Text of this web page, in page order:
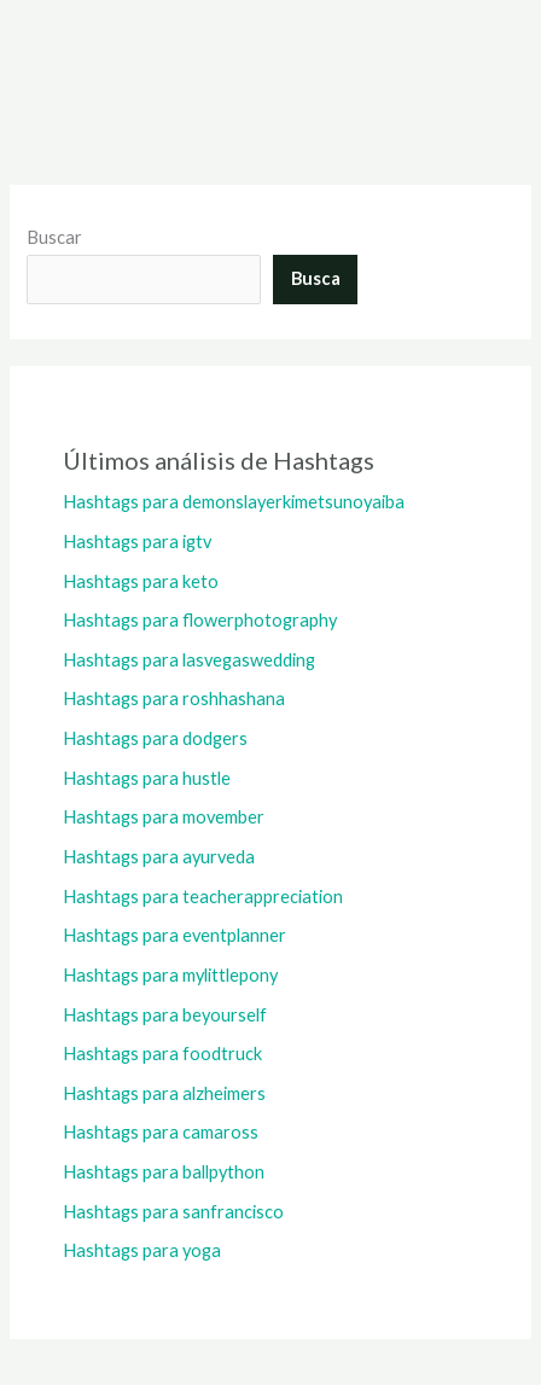
Buscar
Busca
Últimos análisis de Hashtags
Hashtags para demonslayerkimetsunoyaiba
Hashtags para igtv
Hashtags para keto
Hashtags para flowerphotography
Hashtags para lasvegaswedding
Hashtags para roshhashana
Hashtags para dodgers
Hashtags para hustle
Hashtags para movember
Hashtags para ayurveda
Hashtags para teacherappreciation
Hashtags para eventplanner
Hashtags para mylittlepony
Hashtags para beyourself
Hashtags para foodtruck
Hashtags para alzheimers
Hashtags para camaross
Hashtags para ballpython
Hashtags para sanfrancisco
Hashtags para yoga